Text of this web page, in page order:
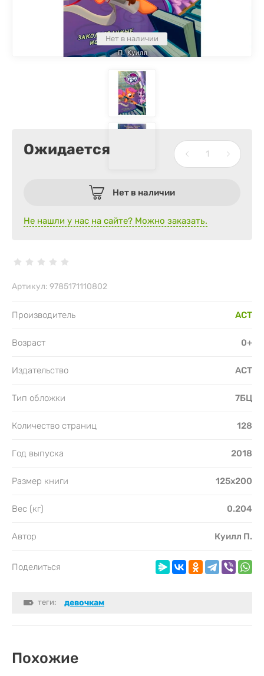
Нет в наличии
Ожидается
Нет в наличии
Не нашли у нас на сайте? Можно заказать.
Артикул: 9785171110802
Производитель АСТ
Возраст 0+
Издательство АСТ
Тип обложки 7БЦ
Количество страниц 128
Год выпуска 2018
Размер книги 125х200
Вес (кг) 0.204
Автор Куилл П.
Поделиться
теги: девочкам
Похожие